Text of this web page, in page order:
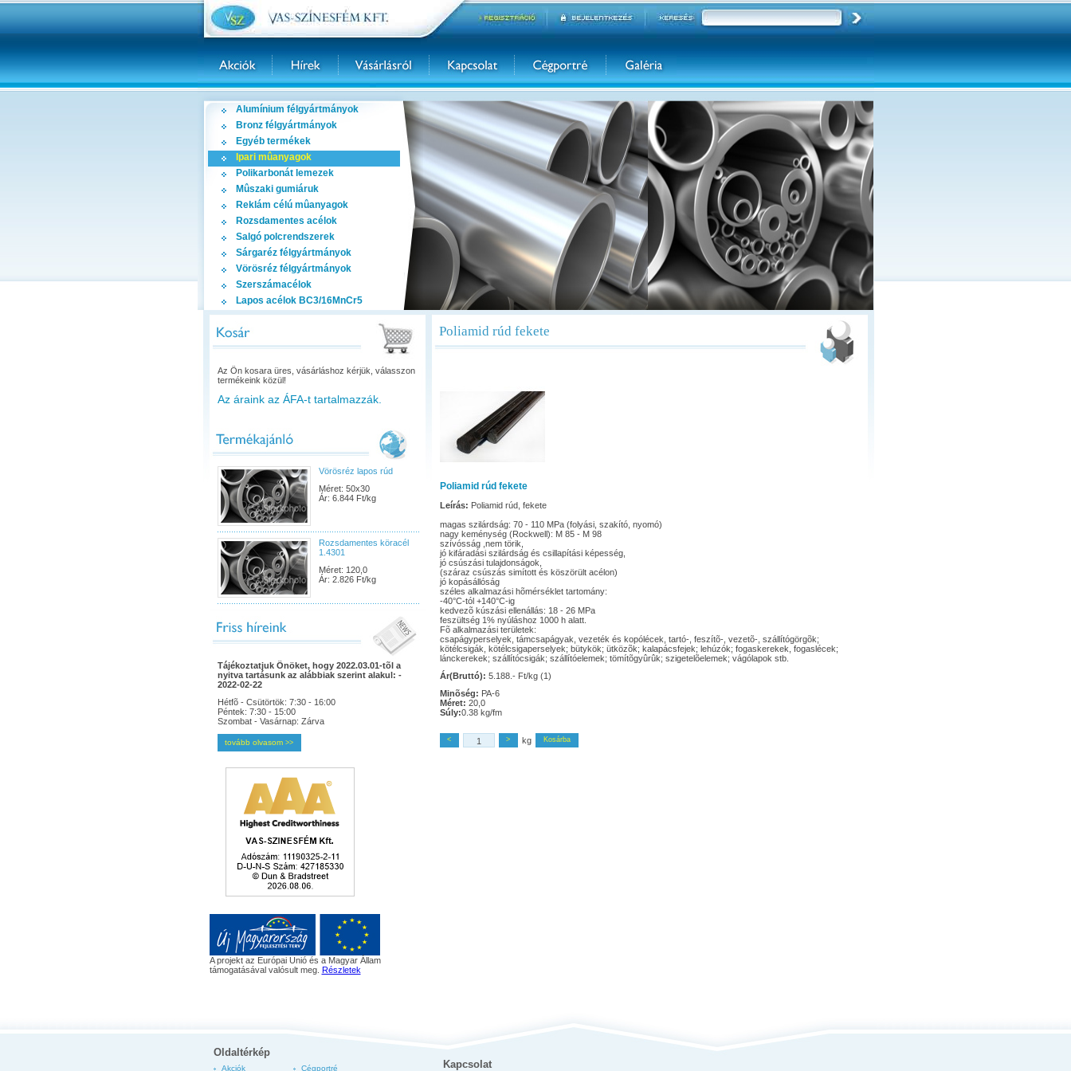
Alumínium félgyártmányok
Bronz félgyártmányok
Egyéb termékek
Ipari mûanyagok
Polikarbonát lemezek
Mûszaki gumiáruk
Reklám célú mûanyagok
Rozsdamentes acélok
Salgó polcrendszerek
Sárgaréz félgyártmányok
Vörösréz félgyártmányok
Szerszámacélok
Lapos acélok BC3/16MnCr5
Az Ön kosara üres, vásárláshoz kérjük, válasszon
termékeink közül!
Az áraink az ÁFA-t tartalmazzák.
Vörösréz lapos rúd
Méret: 50x30
Ár: 6.844 Ft/kg
Rozsdamentes köracél
1.4301
Méret: 120,0
Ár: 2.826 Ft/kg
Tájékoztatjuk Önöket, hogy 2022.03.01-tõl a
nyitva tartásunk az alábbiak szerint alakul: -
2022-02-22
Hétfõ - Csütörtök: 7:30 - 16:00
Péntek: 7:30 - 15:00
Szombat - Vasárnap: Zárva
tovább olvasom >>
A projekt az Európai Unió és a Magyar Állam
támogatásával valósult meg. Részletek
Poliamid rúd fekete
Poliamid rúd fekete
Leírás: Poliamid rúd, fekete
magas szilárdság: 70 - 110 MPa (folyási, szakító, nyomó)
nagy keménység (Rockwell): M 85 - M 98
szívósság ,nem törik,
jó kifáradási szilárdság és csillapítási képesség,
jó csúszási tulajdonságok,
(száraz csúszás simított és köszörült acélon)
jó kopásállóság
széles alkalmazási hõmérséklet tartomány:
-40°C-tól +140°C-ig
kedvezõ kúszási ellenállás: 18 - 26 MPa
feszültség 1% nyúláshoz 1000 h alatt.
Fõ alkalmazási területek:
csapágyperselyek, támcsapágyak, vezeték és kopólécek, tartó-, feszítõ-, vezetõ-, szállítógörgõk;
kötélcsigák, kötélcsigaperselyek; bütykök; ütközõk; kalapácsfejek; lehúzók; fogaskerekek, fogaslécek;
lánckerekek; szállítócsigák; szállítóelemek; tömítõgyûrûk; szigetelõelemek; vágólapok stb.
Ár(Bruttó): 5.188.- Ft/kg (1)
Minõség: PA-6
Méret: 20,0
Súly:0.38 kg/fm
< > kg Kosárba
Oldaltérkép
Akciók Cégportré Kapcsolat